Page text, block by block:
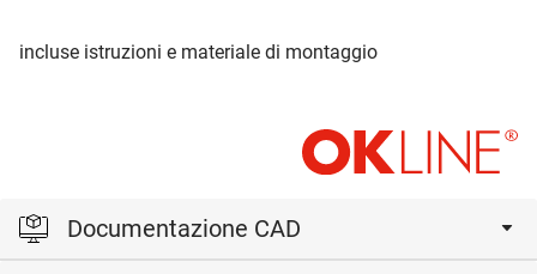
incluse istruzioni e materiale di montaggio
Documentazione CAD